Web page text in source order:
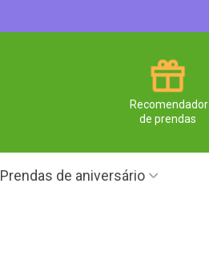
Recomendador
de prendas
Prendas de aniversário